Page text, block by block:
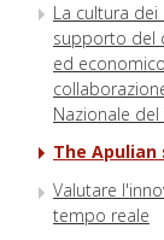
La cultura
supporto del
ed
Nazionale
The
Valutare
tempo reale